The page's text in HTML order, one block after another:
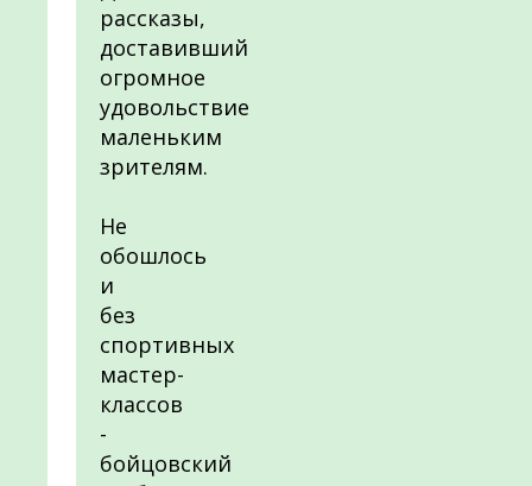
рассказы,
доставивший
огромное
удовольствие
маленьким
зрителям.
Не
обошлось
и
без
спортивных
мастер-
классов
-
бойцовский